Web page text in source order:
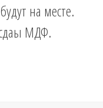
на месте.
МДФ.